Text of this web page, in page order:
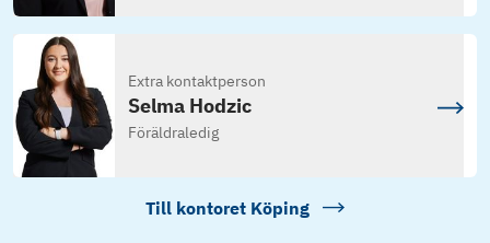
Extra kontaktperson
Selma Hodzic
Föräldraledig
Till kontoret Köping